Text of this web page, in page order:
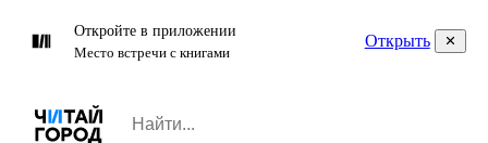
Откройте в приложении
Место встречи с книгами
Открыть